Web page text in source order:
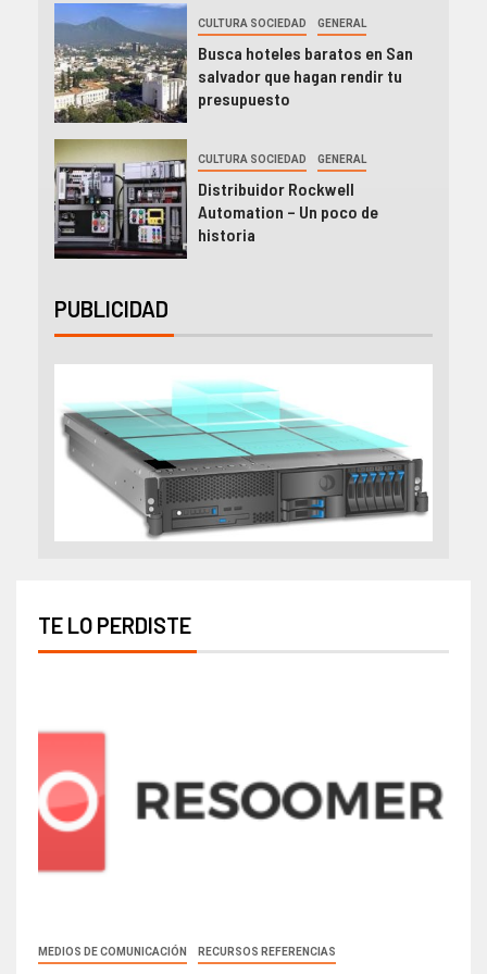
CULTURA SOCIEDAD GENERAL
Busca hoteles baratos en San
salvador que hagan rendir tu
presupuesto
CULTURA SOCIEDAD GENERAL
Distribuidor Rockwell
Automation – Un poco de
historia
PUBLICIDAD
TE LO PERDISTE
MEDIOS DE COMUNICACIÓN RECURSOS REFERENCIAS